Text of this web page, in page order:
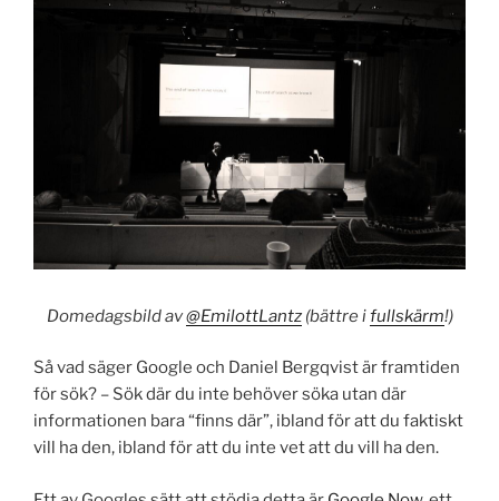
Domedagsbild av@EmilottLantz(bättre ifullskärm!)
Så vad säger Google och Daniel Bergqvist är framtiden
för sök? – Sök där du inte behöver söka utan där
informationen bara “finns där”, ibland för att du faktiskt
vill ha den, ibland för att du inte vet att du vill ha den.